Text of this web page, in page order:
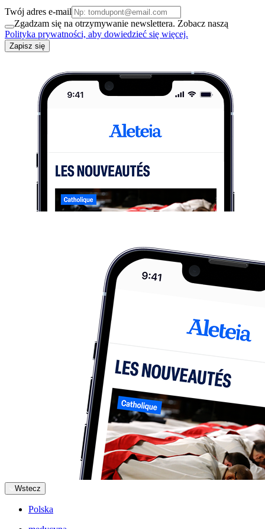
Twój adres e-mail
Zgadzam się na otrzymywanie newslettera. Zobacz naszą
Polityka prywatności, aby dowiedzieć się więcej.
Zapisz się
Wstecz
Polska